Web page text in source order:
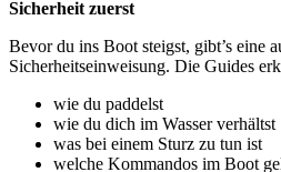
Sicherheit zuerst
Bevor du ins Boot steigst, gibt’s eine
Sicherheitseinweisung. Die Guides
wie du paddelst
wie du dich im Wasser verhältst
was bei einem Sturz zu tun ist
welche Kommandos im Boot